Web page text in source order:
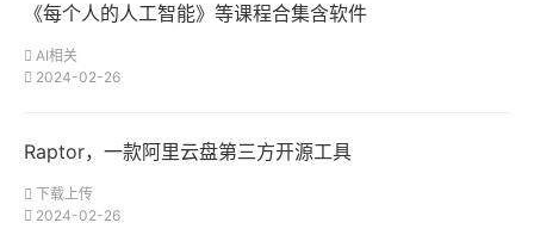
《每个人的人工智能》等课程合集含软件
AI相关
2024-02-26
Raptor，一款阿里云盘第三方开源工具
下载上传
2024-02-26